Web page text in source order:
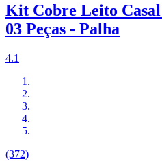
Kit Cobre Leito
03 Peças - Palha
4.1
(372)